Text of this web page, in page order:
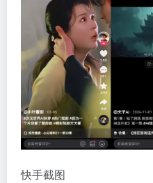
快手截图